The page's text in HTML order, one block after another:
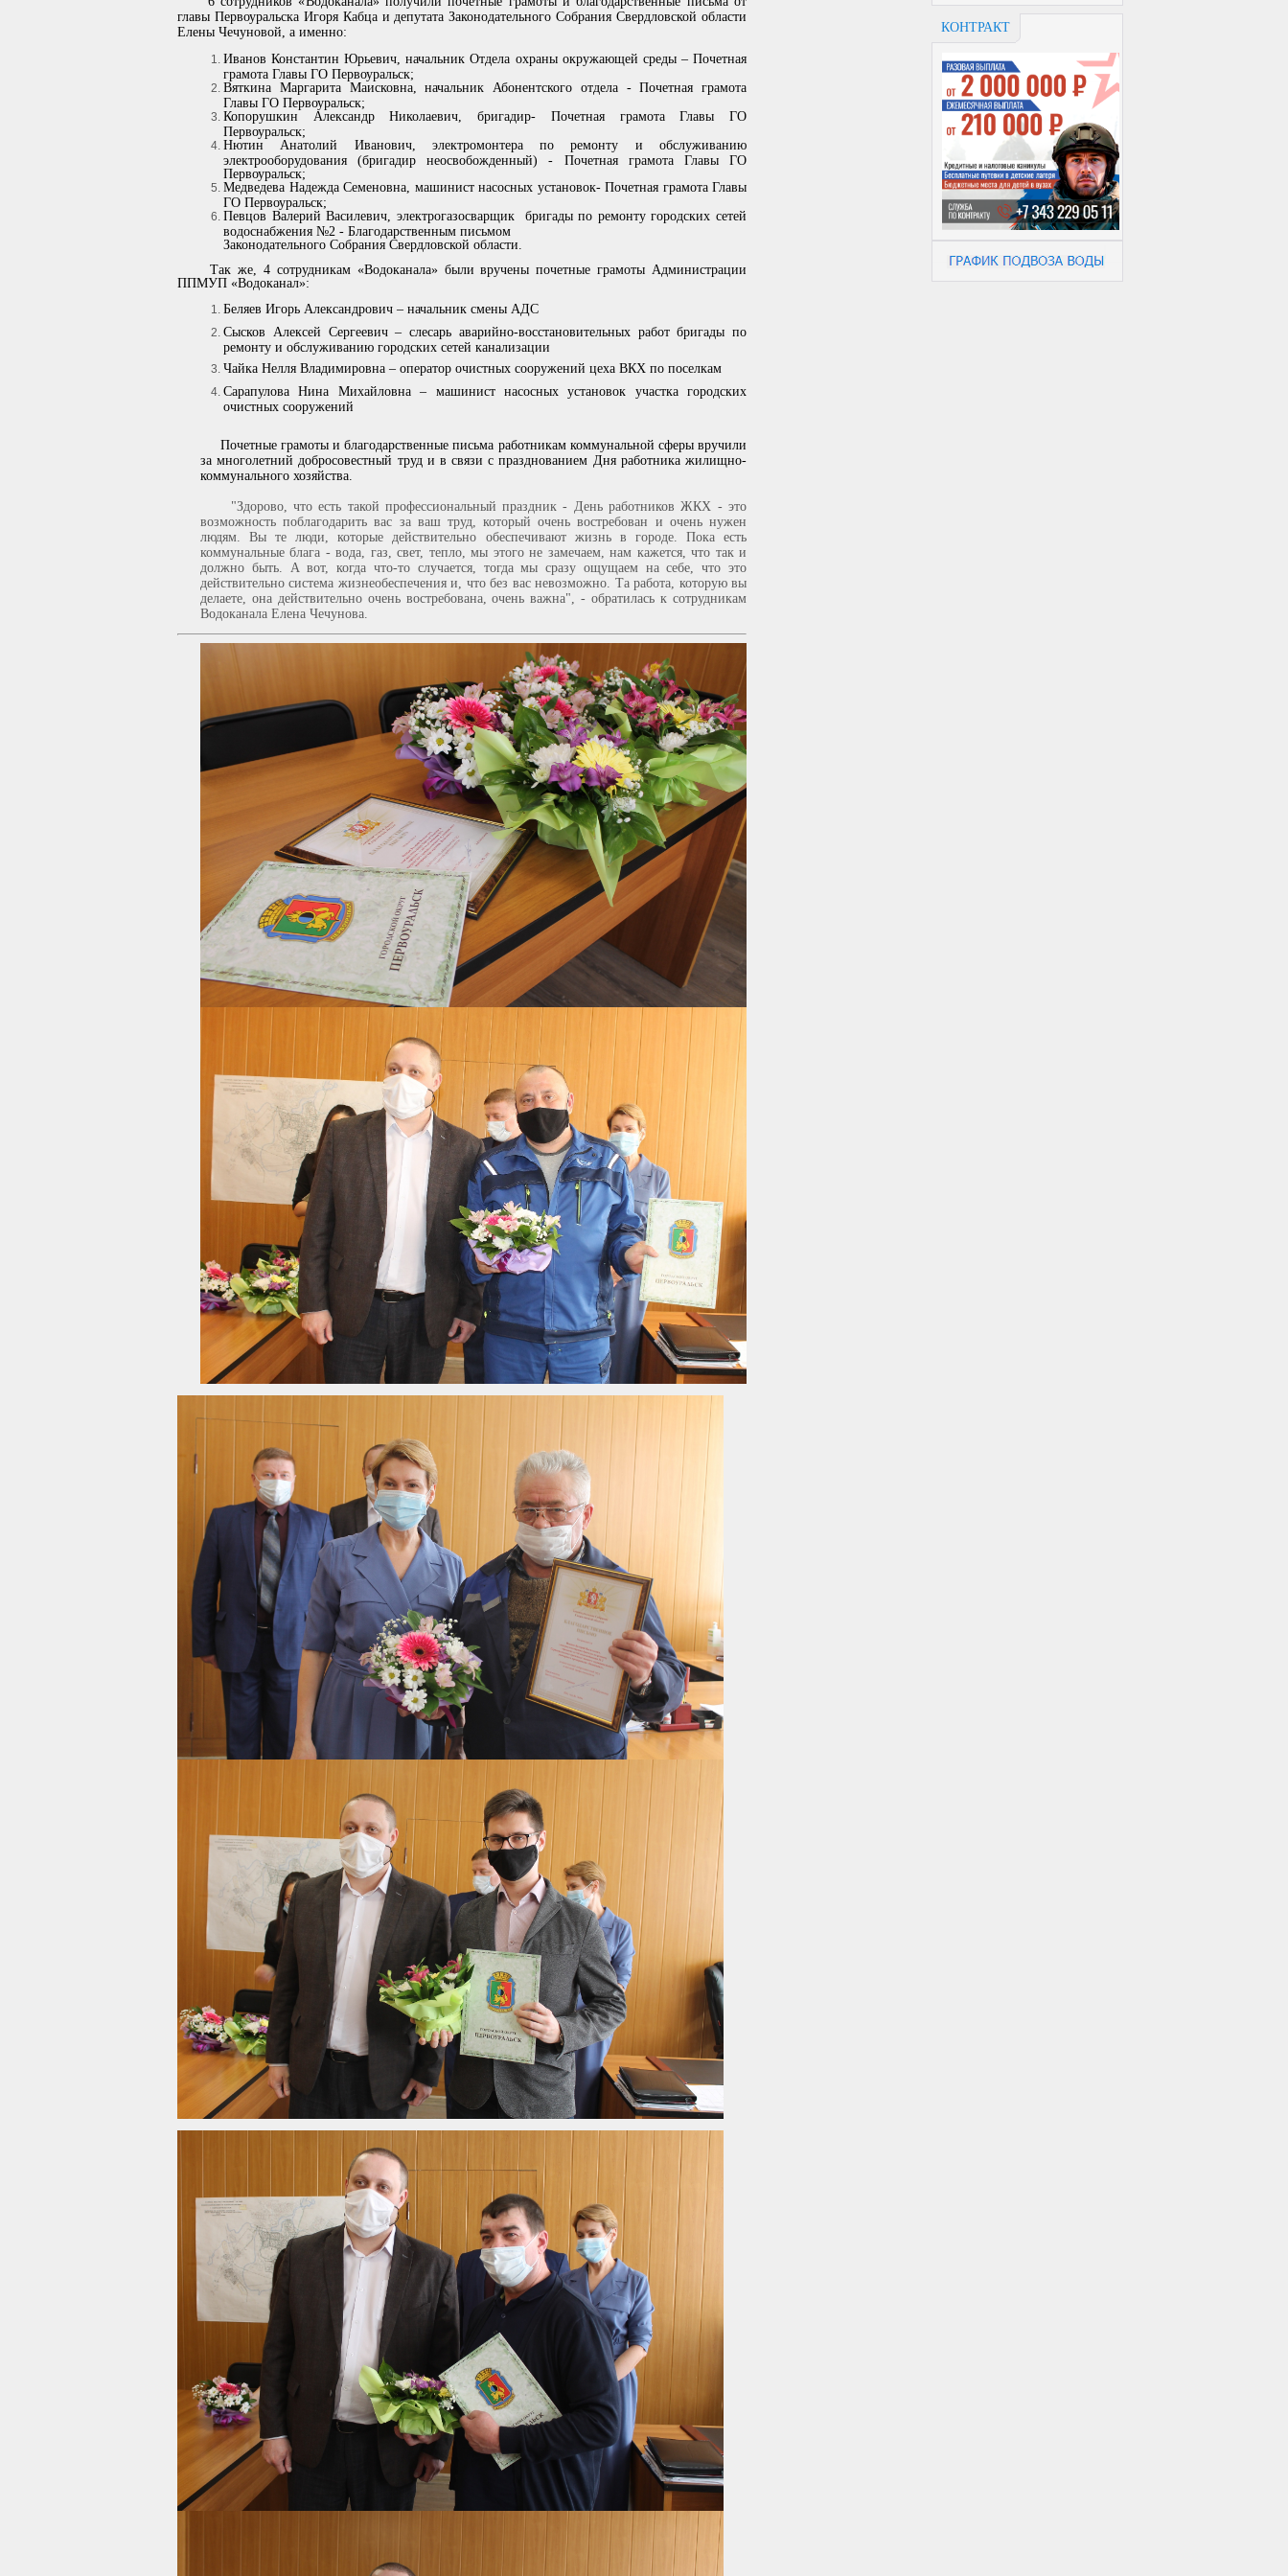
КОНТРАКТ
главы Первоуральска Игоря Кабца и депутата Законодательного Собрания Свердловской области
Елены Чечуновой, а именно:
Иванов Константин Юрьевич, начальник Отдела охраны окружающей среды – Почетная
грамота Главы ГО Первоуральск;
Вяткина Маргарита Маисковна, начальник Абонентского отдела - Почетная грамота
Главы ГО Первоуральск;
Копорушкин Александр Николаевич, бригадир- Почетная грамота Главы ГО
Первоуральск;
Нютин Анатолий Иванович, электромонтера по ремонту и обслуживанию
электрооборудования (бригадир неосвобожденный) - Почетная грамота Главы ГО
Первоуральск;
Медведева Надежда Семеновна, машинист насосных установок- Почетная грамота Главы
ГО Первоуральск;
Певцов Валерий Василевич, электрогазосварщик бригады по ремонту городских сетей
водоснабжения №2 - Благодарственным письмом
Законодательного Собрания Свердловской области.
Так же, 4 сотрудникам «Водоканала» были вручены почетные грамоты Администрации
ППМУП «Водоканал»:
Беляев Игорь Александрович – начальник смены АДС
Сысков Алексей Сергеевич – слесарь аварийно-восстановительных работ бригады по
ремонту и обслуживанию городских сетей канализации
Чайка Нелля Владимировна – оператор очистных сооружений цеха ВКХ по поселкам
Сарапулова Нина Михайловна – машинист насосных установок участка городских
очистных сооружений
Почетные грамоты и благодарственные письма работникам коммунальной сферы вручили
за многолетний добросовестный труд и в связи с празднованием Дня работника жилищно-
коммунального хозяйства.
"Здорово, что есть такой профессиональный праздник - День работников ЖКХ - это
возможность поблагодарить вас за ваш труд, который очень востребован и очень нужен
людям. Вы те люди, которые действительно обеспечивают жизнь в городе. Пока есть
коммунальные блага - вода, газ, свет, тепло, мы этого не замечаем, нам кажется, что так и
должно быть. А вот, когда что-то случается, тогда мы сразу ощущаем на себе, что это
действительно система жизнеобеспечения и, что без вас невозможно. Та работа, которую вы
делаете, она действительно очень востребована, очень важна", - обратилась к сотрудникам
Водоканала Елена Чечунова.